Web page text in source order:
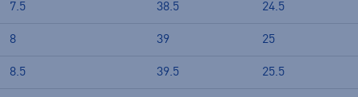
7.5 38.5 24.5
8 39 25
8.5 39.5 25.5